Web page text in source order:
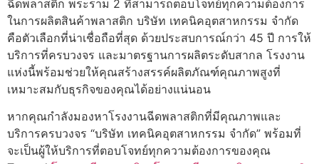
ฉีดพลาสติก พระราม 2 ที่สามารถตอบโจทย์ทุกความต้องการ
ในการผลิตสินค้าพลาสติก บริษัท เทคนิคอุตสาหกรรม จำกัด
คือตัวเลือกที่น่าเชื่อถือที่สุด ด้วยประสบการณ์กว่า 45 ปี การให้
บริการที่ครบวงจร และมาตรฐานการผลิตระดับสากล โรงงาน
แห่งนี้พร้อมช่วยให้คุณสร้างสรรค์ผลิตภัณฑ์คุณภาพสูงที่
เหมาะสมกับธุรกิจของคุณได้อย่างแน่นอน
หากคุณกำลังมองหาโรงงานฉีดพลาสติกที่มีคุณภาพและ
บริการครบวงจร “บริษัท เทคนิคอุตสาหกรรม จำกัด” พร้อมที่
จะเป็นผู้ให้บริการที่ตอบโจทย์ทุกความต้องการของคุณ